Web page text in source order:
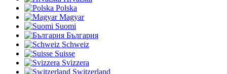
Polska
Magyar
Suomi
България
Schweiz
Suisse
Svizzera
Switzerland